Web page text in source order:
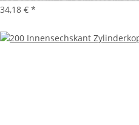
34,18 € *